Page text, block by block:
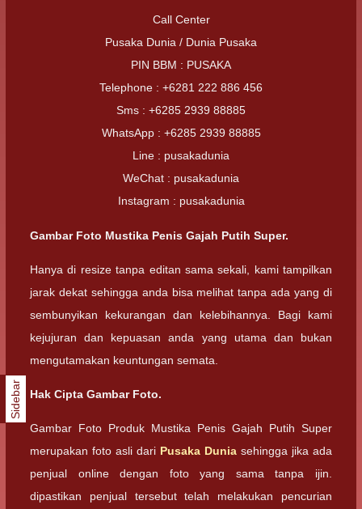
Call Center
Pusaka Dunia / Dunia Pusaka
PIN BBM : PUSAKA
Telephone : +6281 222 886 456
Sms : +6285 2939 88885
WhatsApp : +6285 2939 88885
Line : pusakadunia
WeChat : pusakadunia
Instagram : pusakadunia
Gambar Foto Mustika Penis Gajah Putih Super.
Hanya di resize tanpa editan sama sekali, kami tampilkan
jarak dekat sehingga anda bisa melihat tanpa ada yang di
sembunyikan kekurangan dan kelebihannya. Bagi kami
kejujuran dan kepuasan anda yang utama dan bukan
mengutamakan keuntungan semata.
Hak Cipta Gambar Foto.
Gambar Foto Produk Mustika Penis Gajah Putih Super
merupakan foto asli dari Pusaka Dunia sehingga jika ada
penjual online dengan foto yang sama tanpa ijin.
dipastikan penjual tersebut telah melakukan pencurian
Sidebar